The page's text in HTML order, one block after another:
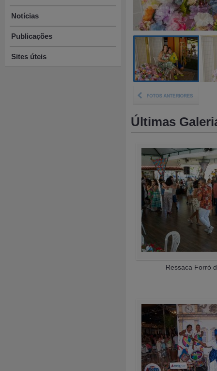
Notícias
Publicações
Sites úteis
Últimas
Ressaca Forró